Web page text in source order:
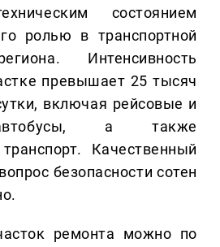
состоянием
ролью в транспортной
Интенсивность
превышает 25 тысяч
включая рейсовые и
а также
Качественный
безопасности сотен
ремонта можно по